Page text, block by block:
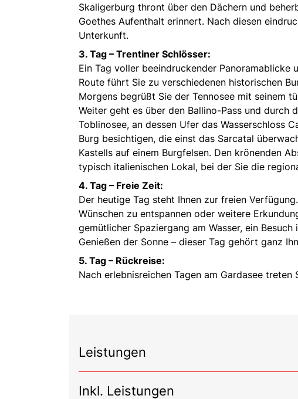
Skaligerburg thront über den Dächern und
Goethes Aufenthalt erinnert. Nach diesen
Unterkunft.
3. Tag – Trentiner Schlösser:
Ein Tag voller beeindruckender
Route führt Sie zu verschiedenen historischen
Morgens begrüßt Sie der Tennosee mit seinem
Weiter geht es über den Ballino-Pass und durch
Toblinosee, an dessen Ufer das Wasserschloss
Burg besichtigen, die einst das Sarcatal
Kastells auf einem Burgfelsen. Den krönenden
typisch italienischen Lokal, bei der Sie die
4. Tag – Freie Zeit:
Der heutige Tag steht Ihnen zur freien
Wünschen zu entspannen oder weitere
gemütlicher Spaziergang am Wasser, ein
Genießen der Sonne – dieser Tag gehört ganz
5. Tag – Rückreise:
Nach erlebnisreichen Tagen am Gardasee treten
Leistungen
Inkl. Leistungen